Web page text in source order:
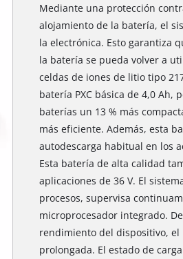
Mediante una protección
alojamiento de la batería, el
la electrónica. Esto garantiza
la batería se pueda volver a
celdas de iones de litio tipo
batería PXC básica de 4,0 Ah,
baterías un 13 % más
más eficiente. Además, esta
autodescarga habitual en los
Esta batería de alta calidad
aplicaciones de 36 V. El
procesos, supervisa
microprocesador integrado.
rendimiento del dispositivo,
prolongada. El estado de